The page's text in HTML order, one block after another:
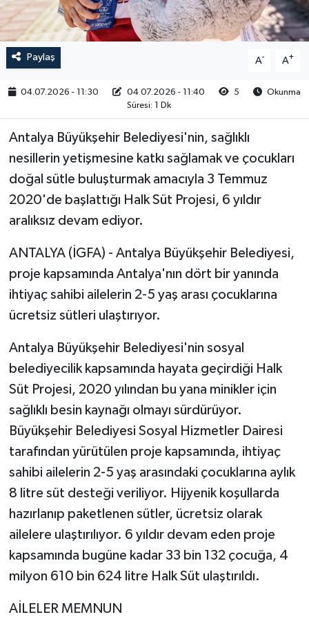
Paylaş A- A+
04.07.2026 - 11:30 04.07.2026 - 11:40 5
Okunma
Süresi: 1 Dk
Antalya Büyükşehir Belediyesi'nin, sağlıklı
nesillerin yetişmesine katkı sağlamak ve çocukları
doğal sütle buluşturmak amacıyla 3 Temmuz
2020'de başlattığı Halk Süt Projesi, 6 yıldır
aralıksız devam ediyor.
ANTALYA (İGFA) - Antalya Büyükşehir Belediyesi,
proje kapsamında Antalya'nın dört bir yanında
ihtiyaç sahibi ailelerin 2-5 yaş arası çocuklarına
ücretsiz sütleri ulaştırıyor.
Antalya Büyükşehir Belediyesi'nin sosyal
belediyecilik kapsamında hayata geçirdiği Halk
Süt Projesi, 2020 yılından bu yana minikler için
sağlıklı besin kaynağı olmayı sürdürüyor.
Büyükşehir Belediyesi Sosyal Hizmetler Dairesi
tarafından yürütülen proje kapsamında, ihtiyaç
sahibi ailelerin 2-5 yaş arasındaki çocuklarına aylık
8 litre süt desteği veriliyor. Hijyenik koşullarda
hazırlanıp paketlenen sütler, ücretsiz olarak
ailelere ulaştırılıyor. 6 yıldır devam eden proje
kapsamında bugüne kadar 33 bin 132 çocuğa, 4
milyon 610 bin 624 litre Halk Süt ulaştırıldı.
AİLELER MEMNUN
RESMİ İLAN